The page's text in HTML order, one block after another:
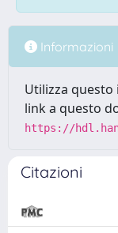
Informazioni
Utilizza
link a questo
https://
Citazioni